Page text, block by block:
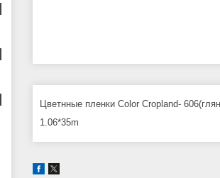
Цветнные пленки Color Cropland-
1.06*35m